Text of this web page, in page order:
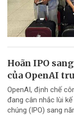
Hoãn IPO
của OpenAI
OpenAI, định chế
đang cân nhắc lùi
chúng (IPO) sang